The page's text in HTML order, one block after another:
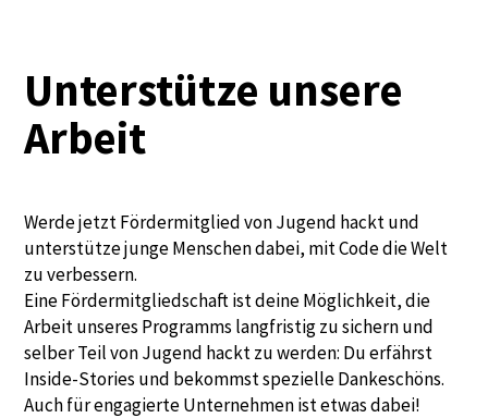
Unterstütze unsere
Arbeit
Werde jetzt Fördermitglied von Jugend hackt und
unterstütze junge Menschen dabei, mit Code die Welt
zu verbessern.
Eine Fördermitgliedschaft ist deine Möglichkeit, die
Arbeit unseres Programms langfristig zu sichern und
selber Teil von Jugend hackt zu werden: Du erfährst
Inside-Stories und bekommst spezielle Dankeschöns.
Auch für engagierte Unternehmen ist etwas dabei!